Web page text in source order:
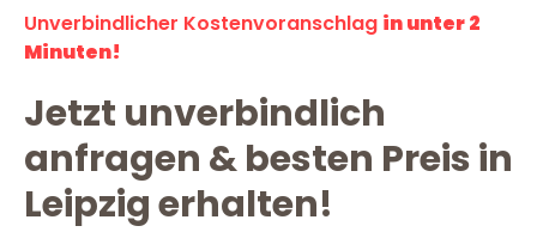
Unverbindlicher Kostenvoranschlag in unter 2
Minuten!
Jetzt unverbindlich
anfragen & besten Preis in
Leipzig erhalten!